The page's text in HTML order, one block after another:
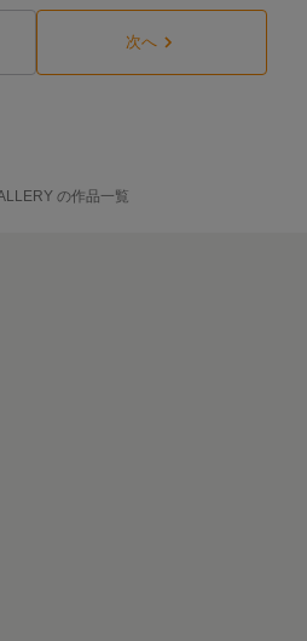
次へ
の作品一覧